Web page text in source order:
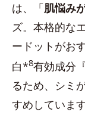
は、「肌悩み
ズ。本格的な
ードットがお
白*8有効成分
るため、シミ
すめしています